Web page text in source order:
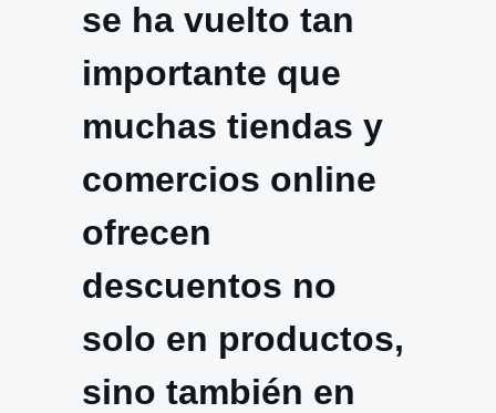
se ha vuelto tan
importante que
muchas tiendas y
comercios online
ofrecen
descuentos no
solo en productos,
sino también en